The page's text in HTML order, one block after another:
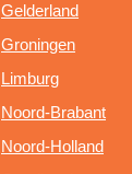
Gelderland
Groningen
Limburg
Noord-Brabant
Noord-Holland